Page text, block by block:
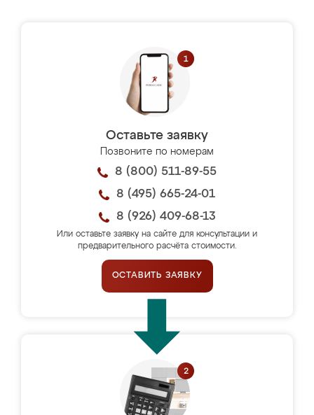
Оставьте заявку
Позвоните по номерам
8 (800) 511-89-55
8 (495) 665-24-01
8 (926) 409-68-13
Или оставьте заявку на сайте для консультации и
предварительного расчёта стоимости.
ОСТАВИТЬ ЗАЯВКУ